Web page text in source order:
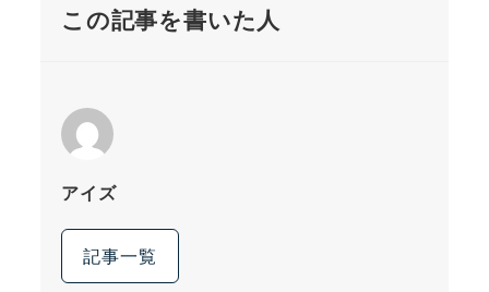
この記事を書いた人
アイズ
記事一覧